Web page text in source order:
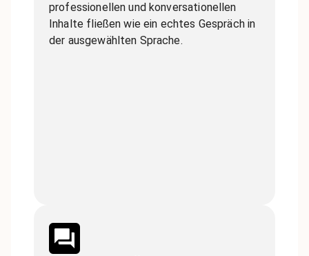
professionellen und konversationellen
Inhalte fließen wie ein echtes Gespräch in
der ausgewählten Sprache.